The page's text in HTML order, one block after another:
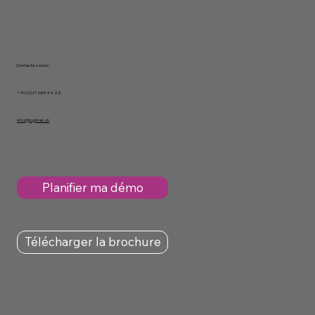
Contactez-nous :
+41 (0)21 635 44 22
info@logitrak.ch
Planifier ma démo
Télécharger la brochure